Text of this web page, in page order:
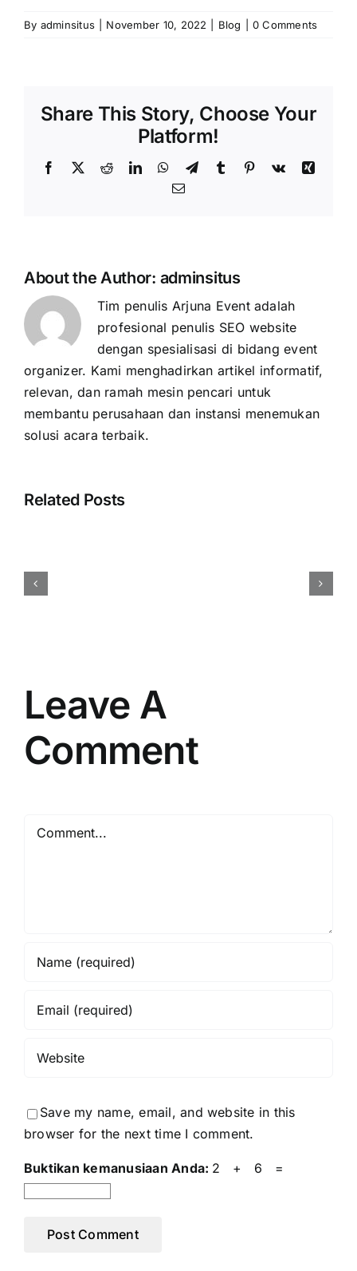
By adminsitus November 10, 2022 Blog 0 Comments
Share This Story, Choose Your
Platform!
Facebook
X RedditLinkedInWhatsApp
TelegramTumblr Pinterest
Vk
Xing
Email
About the Author: adminsitus
Tim penulis Arjuna Event adalah
profesional penulis SEO website
dengan spesialisasi di bidang event
organizer. Kami menghadirkan artikel informatif,
relevan, dan ramah mesin pencari untuk
membantu perusahaan dan instansi menemukan
solusi acara terbaik.
Related Posts
Leave A
Comment
Comment
Save my name, email, and website in this
browser for the next time I comment.
Buktikan kemanusiaan Anda: 2 + 6 =